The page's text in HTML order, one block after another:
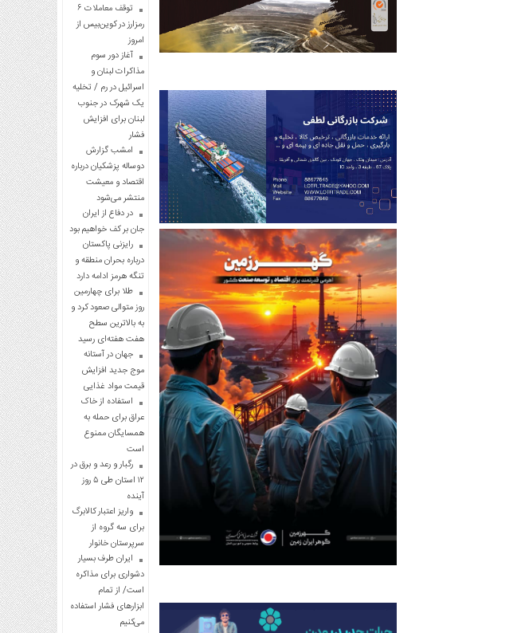
توقف معاملات ۶
رمزارز در کوین‌بیس از
امروز
آغاز دور سوم
مذاکرات لبنان و
اسرائیل در رم / تخلیه
یک شهرک در جنوب
لبنان برای افزایش
فشار
امشب گزارش
دوساله پزشکیان درباره
اقتصاد و معیشت
منتشر می‌شود
در دفاع از ایران
جان بر کف خواهیم بود
رایزنی پاکستان
درباره بحران منطقه و
تنگه هرمز ادامه دارد
طلا برای چهارمین
روز متوالی صعود کرد و
به بالاترین سطح
هفت هفته‌ای رسید
جهان در آستانه
موج جدید افزایش
قیمت مواد غذایی
استفاده از خاک
عراق برای حمله به
همسایگان ممنوع
است
رگبار و رعد و برق در
۱۲ استان طی ۵ روز
آینده
واریز اعتبار کالابرگ
برای سه گروه از
سرپرستان خانوار
ایران طرف بسیار
دشواری برای مذاکره
است/ از تمام
ابزارهای فشار استفاده
می‌کنیم